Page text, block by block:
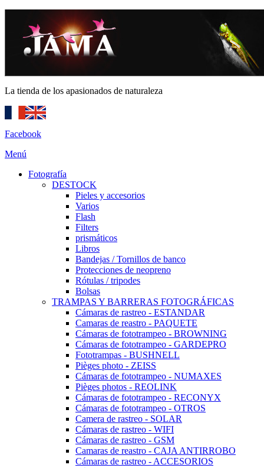
La tienda de los apasionados de naturaleza
Facebook
Menú
Fotografía
DESTOCK
Pieles y accesorios
Varios
Flash
Filters
prismáticos
Libros
Bandejas / Tornillos de banco
Protecciones de neopreno
Rótulas / tripodes
Bolsas
TRAMPAS Y BARRERAS FOTOGRÁFICAS
Cámaras de rastreo - ESTANDAR
Camaras de reastro - PAQUETE
Cámaras de fototrampeo - BROWNING
Cámaras de fototrampeo - GARDEPRO
Fototrampas - BUSHNELL
Pièges photo - ZEISS
Cámaras de fototrampeo - NUMAXES
Pièges photos - REOLINK
Cámaras de fototrampeo - RECONYX
Cámaras de fototrampeo - OTROS
Camera de rastreo - SOLAR
Cámaras de rastreo - WIFI
Cámaras de rastreo - GSM
Camaras de reastro - CAJA ANTIRROBO
Cámaras de rastreo - ACCESORIOS